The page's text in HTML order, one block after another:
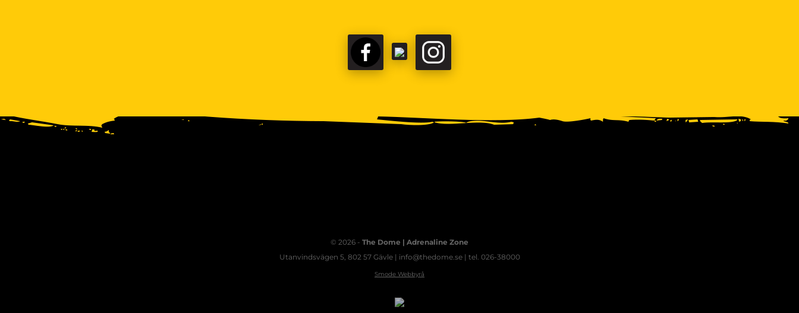
FACEBOOKTIKTOK
© 2026 - The Dome | Adrenaline Zone
Utanvindsvägen 5, 802 57 Gävle | info@thedome.se | tel. 026-38000
Smode Webbyrå